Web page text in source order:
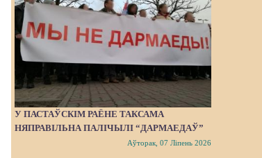
У ПАСТАЎСКІМ РАЁНЕ ТАКСАМА
НЯПРАВІЛЬНА ПАЛІЧЫЛІ “ДАРМАЕДАЎ”
Аўторак, 07 Ліпень 2026